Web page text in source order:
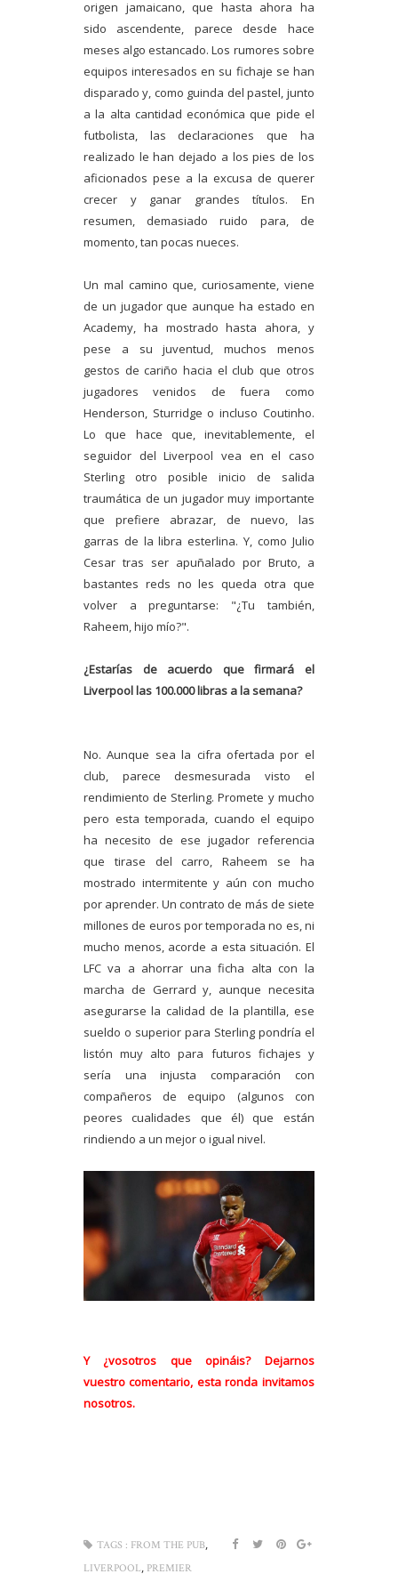
origen jamaicano, que hasta ahora ha
sido ascendente, parece desde hace
meses algo estancado. Los rumores sobre
equipos interesados en su fichaje se han
disparado y, como guinda del pastel, junto
a la alta cantidad económica que pide el
futbolista, las declaraciones que ha
realizado le han dejado a los pies de los
aficionados pese a la excusa de querer
crecer y ganar grandes títulos. En
resumen, demasiado ruido para, de
momento, tan pocas nueces.
Un mal camino que, curiosamente, viene
de un jugador que aunque ha estado en
Academy, ha mostrado hasta ahora, y
pese a su juventud, muchos menos
gestos de cariño hacia el club que otros
jugadores venidos de fuera como
Henderson, Sturridge o incluso Coutinho.
Lo que hace que, inevitablemente, el
seguidor del Liverpool vea en el caso
Sterling otro posible inicio de salida
traumática de un jugador muy importante
que prefiere abrazar, de nuevo, las
garras de la libra esterlina. Y, como Julio
Cesar tras ser apuñalado por Bruto, a
bastantes reds no les queda otra que
volver a preguntarse: "¿Tu también,
Raheem, hijo mío?".
¿Estarías de acuerdo que firmará el
Liverpool las 100.000 libras a la semana?
No. Aunque sea la cifra ofertada por el
club, parece desmesurada visto el
rendimiento de Sterling. Promete y mucho
pero esta temporada, cuando el equipo
ha necesito de ese jugador referencia
que tirase del carro, Raheem se ha
mostrado intermitente y aún con mucho
por aprender. Un contrato de más de siete
millones de euros por temporada no es, ni
mucho menos, acorde a esta situación. El
LFC va a ahorrar una ficha alta con la
marcha de Gerrard y, aunque necesita
asegurarse la calidad de la plantilla, ese
sueldo o superior para Sterling pondría el
listón muy alto para futuros fichajes y
sería una injusta comparación con
compañeros de equipo (algunos con
peores cualidades que él) que están
rindiendo a un mejor o igual nivel.
Y ¿vosotros que opináis? Dejarnos
vuestro comentario, esta ronda invitamos
nosotros.
TAGS : FROM THE PUB,
LIVERPOOL, PREMIER